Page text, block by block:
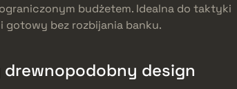
budżetem. Idealna do taktyki
gotowy bez rozbijania banku.
design